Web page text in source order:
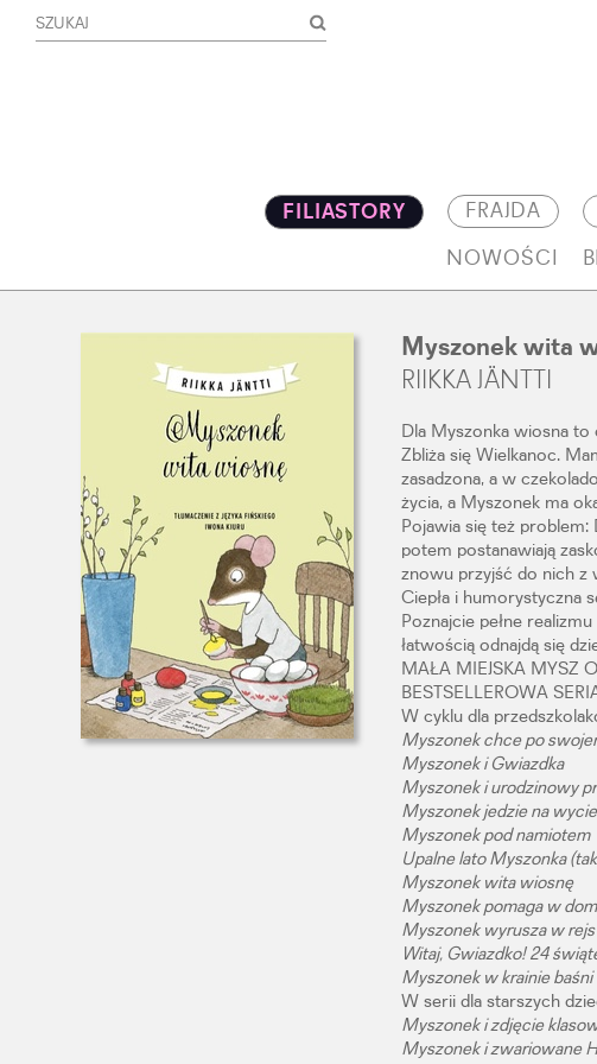
FILIASTORY FRAJDA
NOWOŚCI
Myszonek wita
RIIKKA JÄNTTI
Dla Myszonka wiosna to
Zbliża się Wielkanoc.
zasadzona, a w
życia, a Myszonek ma
Pojawia się też problem:
potem postanawiają
znowu przyjść do nich z
Ciepła i humorystyczna
Poznajcie pełne
łatwością odnajdą się
MAŁA MIEJSKA MYSZ
BESTSELLEROWA
W cyklu dla
Myszonek chce po
Myszonek i Gwiazdka
Myszonek i urodzinowy
Myszonek jedzie na
Myszonek pod namiotem
Upalne lato Myszonka
Myszonek wita wiosnę
Myszonek pomaga w
Myszonek wyrusza w rejs
Witaj, Gwiazdko! 24
Myszonek w krainie baśni
W serii dla starszych
Myszonek i zdjęcie
Myszonek i zwariowane